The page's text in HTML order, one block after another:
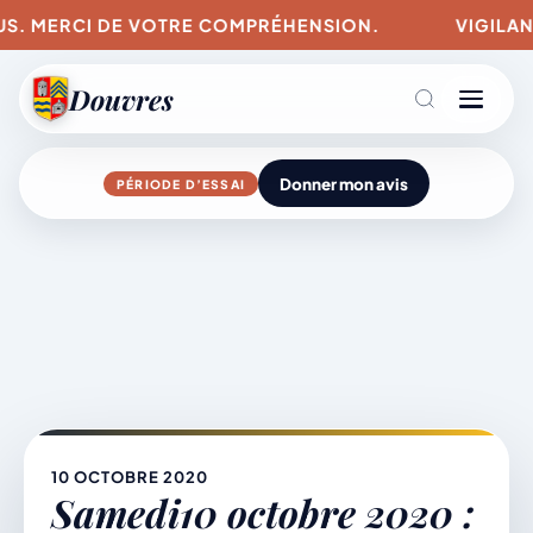
DE VOTRE COMPRÉHENSION.
Douvres
Agenda
Mairie & Vie municipale
PÉRIODE D’ESSAI Donner mon avis
10 OCTOBRE 2020
Samedi10 octobre 2020 :